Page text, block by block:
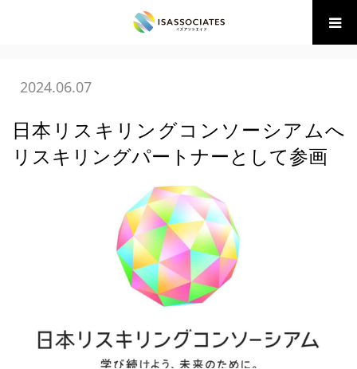
(財)BM協会 講座・イベント
日本リスキリ
2024.06.07
日本リスキリングコンソーシアムへ
リスキリングパートナーとして参画